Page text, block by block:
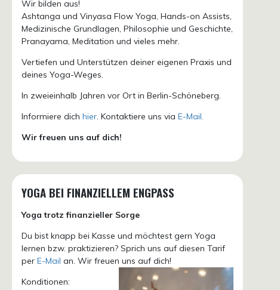
Wir bilden aus!
Ashtanga und Vinyasa Flow Yoga, Hands-on Assists,
Medizinische Grundlagen, Philosophie und Geschichte,
Pranayama, Meditation und vieles mehr.
Vertiefen und Unterstützen deiner eigenen Praxis und
deines Yoga-Weges.
In zweieinhalb Jahren vor Ort in Berlin-Schöneberg.
Informiere dichhier. Kontaktiere uns viaE-Mail.
Wir freuen uns auf dich!
YOGA BEI FINANZIELLEM ENGPASS
Yoga trotz finanzieller Sorge
Du bist knapp bei Kasse und möchtest gern Yoga
lernen bzw. praktizieren? Sprich uns auf diesen Tarif
perE-Mail an. Wir freuen uns auf dich!
Konditionen: